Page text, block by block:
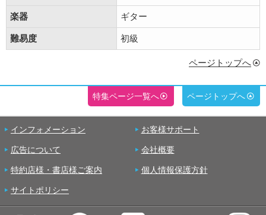
楽器 ギター
難易度 初級
ページトップへ
特集ページ一覧へ ページトップへ
インフォメーション お客様サポート
広告について 会社概要
特約店様・書店様ご案内 個人情報保護方針
サイトポリシー